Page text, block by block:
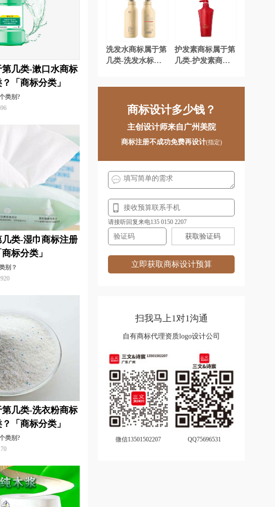
标注册 肉商标注册
果商标注册 绳网袋篷商标注册
糖果商标注册 玩具商标注册
注册 香水商标注册
商标注册
仪表商标注册
纸制品商标注册
几类-漱口水商标
「商标分类」
类别?
类-湿巾商标注册
标分类」
别？
几类-洗衣粉商标
「商标分类」
类别?
哪一类？
品或服务怎样查
洗发水商标属于第
几类-洗发水标注
护发素商标属于第
几类-护发素商标
商标设计多少钱？
主创设计师来自广州美院
商标注册不成功免费再设计(指定)
请接听回复来电135 0150 2207
获取验证码
立即获取商标设计预算
扫我马上1对1沟通
自有商标代理资质logo设计公司
微信13501502207 QQ75696531